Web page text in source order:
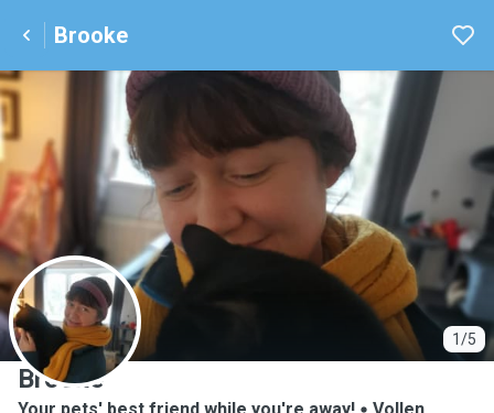
Brooke
1/5
B
Brooke